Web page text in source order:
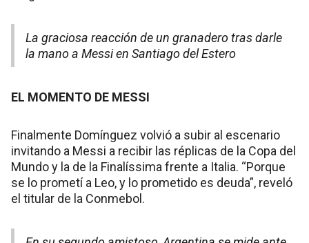
La graciosa reacción de un granadero tras darle
la mano a Messi en Santiago del Estero
EL MOMENTO DE MESSI
Finalmente Domínguez volvió a subir al escenario
invitando a Messi a recibir las réplicas de la Copa del
Mundo y la de la Finalíssima frente a Italia. “Porque
se lo prometí a Leo, y lo prometido es deuda”, reveló
el titular de la Conmebol.